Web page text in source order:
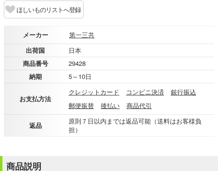
ほしいものリストへ登録
メーカー
第一三共
出荷国
日本
商品番号
29428
納期
5～10日
お支払方法
クレジットカード コンビニ決済
銀行振込
郵便振替
後払い 商品代引
返品
原則７日以内までは返品可能（送料はお客様負
担）
商品説明